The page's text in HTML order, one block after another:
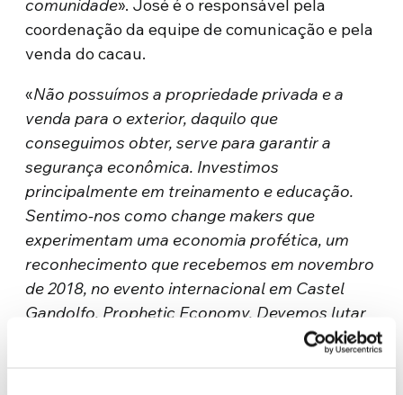
comunidade». José é o responsável pela
coordenação da equipe de comunicação e pela
venda do cacau.
«Não possuímos a propriedade privada e a
venda para o exterior, daquilo que
conseguimos obter, serve para garantir a
segurança econômica. Investimos
principalmente em treinamento e educação.
Sentimo-nos como change makers que
experimentam uma economia profética, um
reconhecimento que recebemos em novembro
de 2018, no evento internacional em Castel
Gandolfo, Prophetic Economy. Devemos lutar
juntos para proteger a nossa casa comum,
como o Santo Padre a chamou. Defender a